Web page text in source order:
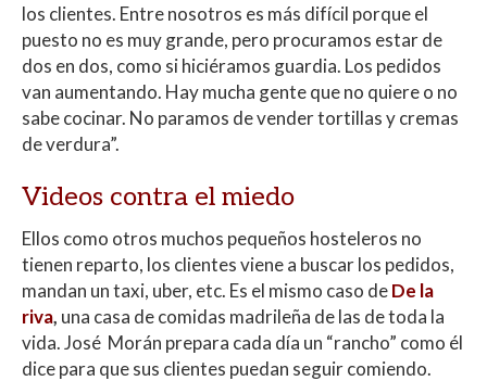
los clientes. Entre nosotros es más difícil porque el
puesto no es muy grande, pero procuramos estar de
dos en dos, como si hiciéramos guardia. Los pedidos
van aumentando. Hay mucha gente que no quiere o no
sabe cocinar. No paramos de vender tortillas y cremas
de verdura”.
Videos contra el miedo
Ellos como otros muchos pequeños hosteleros no
tienen reparto, los clientes viene a buscar los pedidos,
mandan un taxi, uber, etc. Es el mismo caso deDe la
riva, una casa de comidas madrileña de las de toda la
vida. José Morán prepara cada día un “rancho” como él
dice para que sus clientes puedan seguir comiendo.